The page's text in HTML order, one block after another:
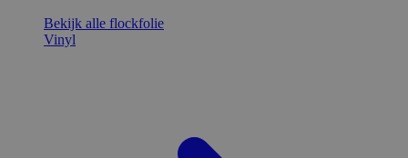
Bekijk alle flockfolie
Vinyl